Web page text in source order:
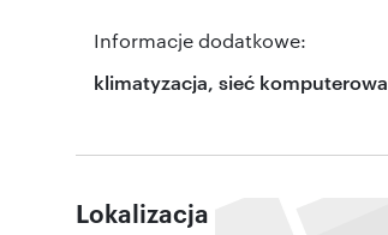
Informacje dodatkowe:
klimatyzacja, sieć komputerowa
Lokalizacja